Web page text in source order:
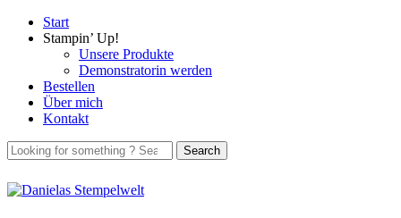
Start
Stampin’ Up!
Unsere Produkte
Demonstratorin werden
Bestellen
Über mich
Kontakt